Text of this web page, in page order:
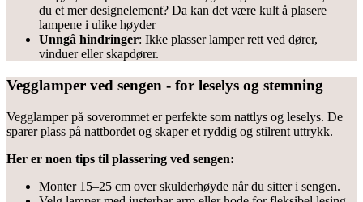
du et mer designelement? Da kan det være kult å plasere
lampene i ulike høyder
Unngå hindringer: Ikke plasser lamper rett ved dører,
vinduer eller skapdører.
Vegglamper ved sengen - for leselys og stemning
Vegglamper på soverommet er perfekte som nattlys og leselys. De
sparer plass på nattbordet og skaper et ryddig og stilrent uttrykk.
Her er noen tips til plassering ved sengen:
Monter 15–25 cm over skulderhøyde når du sitter i sengen.